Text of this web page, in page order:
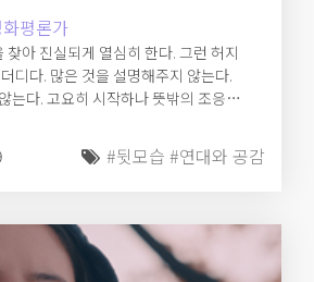
평론가
찾아 진실되게 열심히 한다. 그런 허지
디다. 많은 것을 설명해주지 않는다.
는다. 고요히 시작하나 뜻밖의 조응과
#뒷모습 #연대와 공감